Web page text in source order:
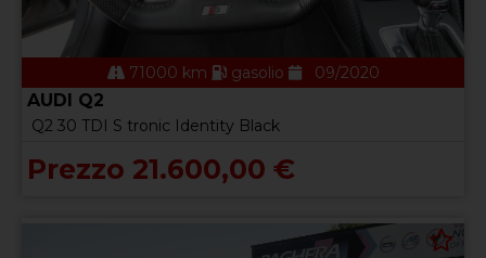
71000 km gasolio 09/2020
AUDI Q2
Q2 30 TDI S tronic Identity Black
Prezzo 21.600,00 €